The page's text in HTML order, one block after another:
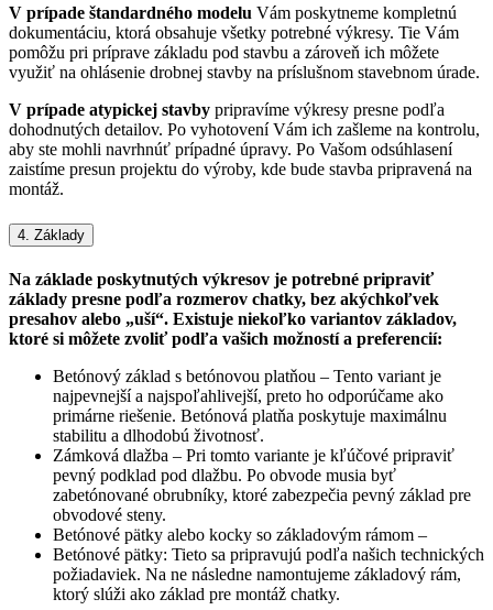
V prípade štandardného modelu Vám poskytneme kompletnú
dokumentáciu, ktorá obsahuje všetky potrebné výkresy. Tie Vám
pomôžu pri príprave základu pod stavbu a zároveň ich môžete
využiť na ohlásenie drobnej stavby na príslušnom stavebnom úrade.
V prípade atypickej stavby pripravíme výkresy presne podľa
dohodnutých detailov. Po vyhotovení Vám ich zašleme na kontrolu,
aby ste mohli navrhnúť prípadné úpravy. Po Vašom odsúhlasení
zaistíme presun projektu do výroby, kde bude stavba pripravená na
montáž.
4. Základy
Na základe poskytnutých výkresov je potrebné pripraviť
základy presne podľa rozmerov chatky, bez akýchkoľvek
presahov alebo „uší“. Existuje niekoľko variantov základov,
ktoré si môžete zvoliť podľa vašich možností a preferencií:
Betónový základ s betónovou platňou – Tento variant je
najpevnejší a najspoľahlivejší, preto ho odporúčame ako
primárne riešenie. Betónová platňa poskytuje maximálnu
stabilitu a dlhodobú životnosť.
Zámková dlažba – Pri tomto variante je kľúčové pripraviť
pevný podklad pod dlažbu. Po obvode musia byť
zabetónované obrubníky, ktoré zabezpečia pevný základ pre
obvodové steny.
Betónové pätky alebo kocky so základovým rámom –
Betónové pätky: Tieto sa pripravujú podľa našich technických
požiadaviek. Na ne následne namontujeme základový rám,
ktorý slúži ako základ pre montáž chatky.